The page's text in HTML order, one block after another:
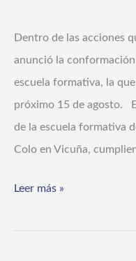
Dentro de las acciones
anunció la
escuela formativa, la
próximo 15 de agosto.
de la escuela formativa
Colo en Vicuña,
con
niños
y
jóvenes
de
Vicuña
Leer más »